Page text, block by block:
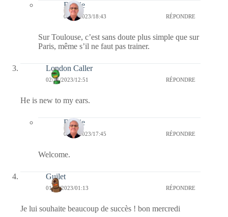
Bernie
03/11/2023/18:43 RÉPONDRE
Sur Toulouse, c’est sans doute plus simple que sur
Paris, même s’il ne faut pas trainer.
London Caller
02/11/2023/12:51 RÉPONDRE
He is new to my ears.
Bernie
02/11/2023/17:45 RÉPONDRE
Welcome.
Guilet
01/11/2023/01:13 RÉPONDRE
Je lui souhaite beaucoup de succès ! bon mercredi